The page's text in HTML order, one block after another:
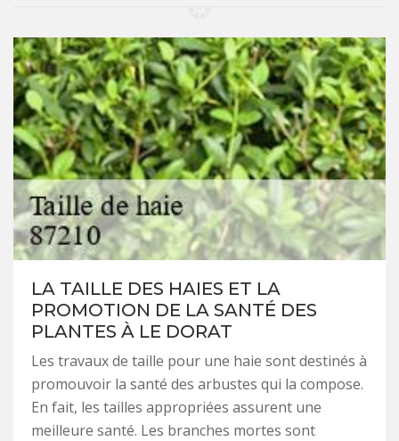
LA TAILLE DES HAIES ET LA
PROMOTION DE LA SANTÉ DES
PLANTES À LE DORAT
Les travaux de taille pour une haie sont destinés à
promouvoir la santé des arbustes qui la compose.
En fait, les tailles appropriées assurent une
meilleure santé. Les branches mortes sont